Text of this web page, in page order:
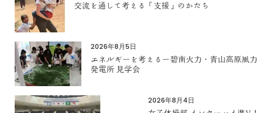
交流を通して考える「支援」のかたち
2026年8月5日
エネルギーを考えるー碧南火力・青山高原風力
発電所 見学会
2026年8月4日